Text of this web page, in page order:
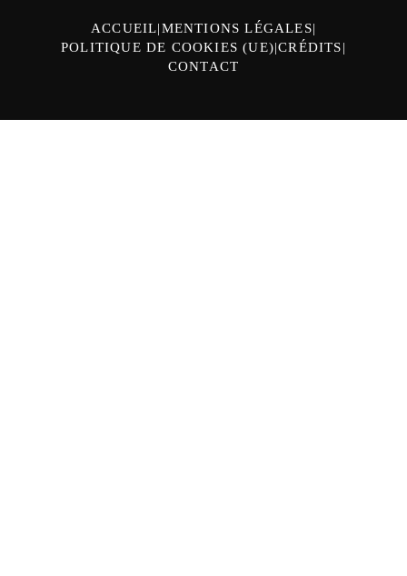
ACCUEIL MENTIONS LÉGALES
POLITIQUE DE COOKIES (UE) CRÉDITS
CONTACT